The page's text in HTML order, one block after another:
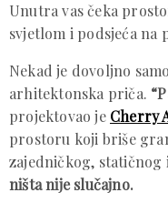
Unutra vas čeka
svjetlom i podsjeća na
Nekad je dovoljno
arhitektonska priča.
projektovao je Cherry
prostoru koji briše
zajedničkog,
ništa nije slučajno.